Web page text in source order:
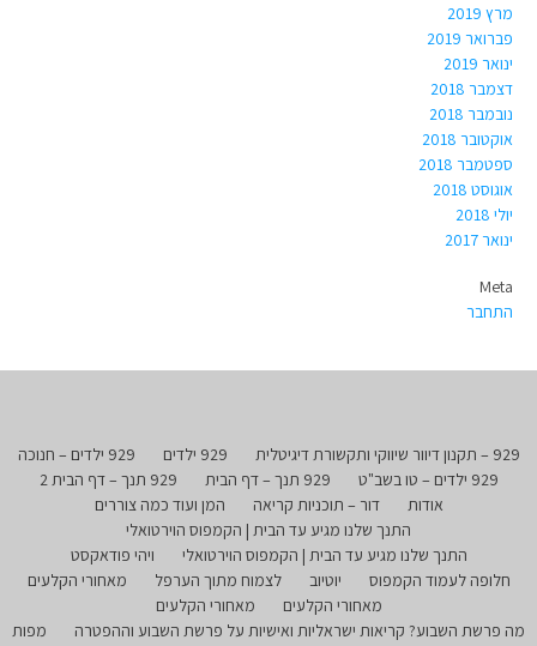
מרץ 2019
פברואר 2019
ינואר 2019
דצמבר 2018
נובמבר 2018
אוקטובר 2018
ספטמבר 2018
אוגוסט 2018
יולי 2018
ינואר 2017
Meta
התחבר
929 – תקנון דיוור שיווקי ותקשורת דיגיטלית 929 ילדים
929 ילדים – חנוכה
929 ילדים – טו בשב"ט
929 תנך – דף הבית
929 תנך – דף הבית 2
אודות
דור – תוכניות קריאה
המן ועוד כמה צוררים
התנך שלנו מגיע עד הבית | הקמפוס הוירטואלי
התנך שלנו מגיע עד הבית | הקמפוס הוירטואלי
ויהי פודאקסט
חלופה לעמוד הקמפוס
יוטיוב לצמוח מתוך הערפל
מאחורי הקלעים
מאחורי הקלעים
מאחורי הקלעים
מה פרשת השבוע? קריאות ישראליות ואישיות על פרשת השבוע וההפטרה
מפות